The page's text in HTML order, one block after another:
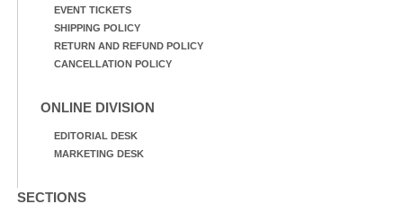
EVENT TICKETS
SHIPPING POLICY
RETURN AND REFUND POLICY
CANCELLATION POLICY
ONLINE DIVISION
EDITORIAL DESK
MARKETING DESK
SECTIONS